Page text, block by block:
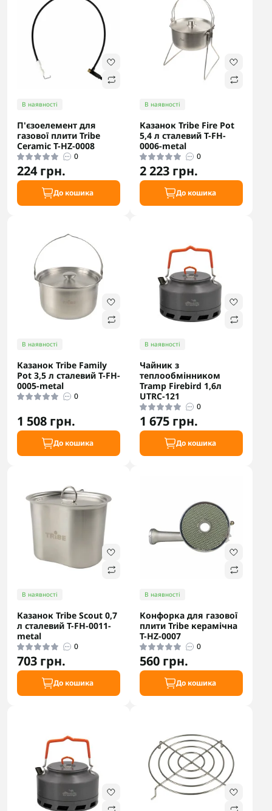
В наявності
П'єзоелемент для
газової плити Tribe
Ceramic T-HZ-0008
0
224 грн.
До кошика
В наявності
Казанок Tribe Fire Pot
5,4 л сталевий T-FH-
0006-metal
0
2 223 грн.
До кошика
В наявності
Казанок Tribe Family
Pot 3,5 л сталевий T-FH-
0005-metal
0
1 508 грн.
До кошика
В наявності
Чайник з
теплообмінником
Tramp Firebird 1,6л
UTRC-121
0
1 675 грн.
До кошика
В наявності
Казанок Tribe Scout 0,7
л сталевий T-FH-0011-
metal
0
703 грн.
До кошика
В наявності
Конфорка для газової
плити Tribe керамічна
T-HZ-0007
0
560 грн.
До кошика